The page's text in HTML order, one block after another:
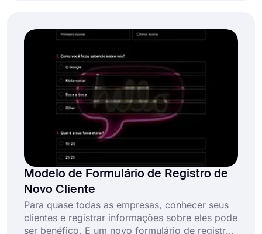
formulário para o seu workshop!
Modelo de Formulário de Registro de
Novo Cliente
Para quase todas as empresas, conhecer seus
clientes e registrar informações sobre eles pode
ser benéfico. E um novo formulário de registro